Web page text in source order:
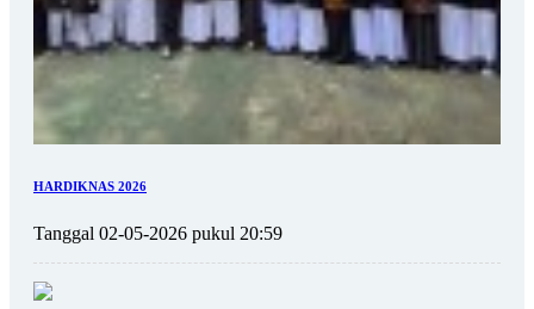
HARDIKNAS 2026
Tanggal 02-05-2026 pukul 20:59